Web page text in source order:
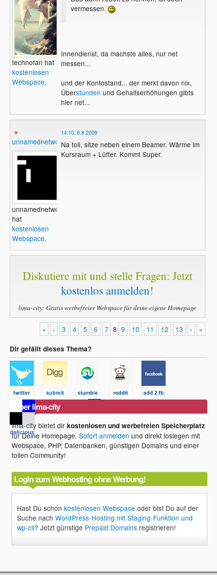
technofan hat
kostenlosen
Webspace.
vermessen.
Innendienst, da machste alles, nur net
messen...
und der Kontostand... der merkt davon nix,
Überstunden und Gehaltserhöhungen gibts
hier net...
unnamednetwork
unnamednetwork
hat
kostenlosen
Webspace.
14:10, 6.8.2009
Na toll, sitze neben einem Beamer. Wärme im
Kursraum + Lüfter. Kommt Super.
Diskutiere mit und stelle Fragen: Jetzt
kostenlos anmelden!
lima-city: Gratis werbefreier Webspace für deine eigene Homepage
« ‹ 3 4 5 6 7 8 9 10 11 12 13 › »
Dir gefällt dieses Thema?
Über lima-city
lima-city bietet dirkostenlosen und werbefreien Speicherplatz
für Deine Homepage.Sofort anmelden und direkt loslegen mit
Webspace, PHP, Datenbanken, günstigen Domains und einer
tollen Community!
Login zum Webhosting ohne Werbung!
Hast Du schonkostenlosen Webspace oder bist Du auf der
Suche nachWordPress-Hosting mit Staging-Funktion und
wp-cli? Jetzt günstige Prepaid Domains registrieren!